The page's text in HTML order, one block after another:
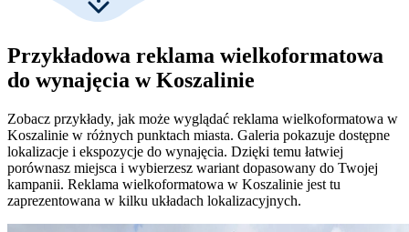
Przykładowa reklama wielkoformatowa
do wynajęcia w Koszalinie
Zobacz przykłady, jak może wyglądać reklama wielkoformatowa w
Koszalinie w różnych punktach miasta. Galeria pokazuje dostępne
lokalizacje i ekspozycje do wynajęcia. Dzięki temu łatwiej
porównasz miejsca i wybierzesz wariant dopasowany do Twojej
kampanii. Reklama wielkoformatowa w Koszalinie jest tu
zaprezentowana w kilku układach lokalizacyjnych.